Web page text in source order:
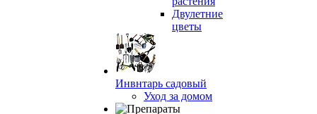
Двулетние
цветы
Инвнтарь садовый
Уход за домом